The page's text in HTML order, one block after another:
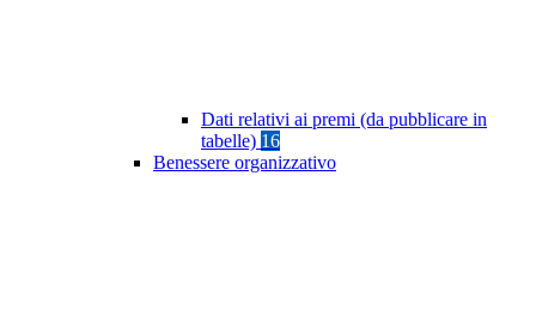
Dati relativi ai premi (da pubblicare in
tabelle) 16
Benessere organizzativo